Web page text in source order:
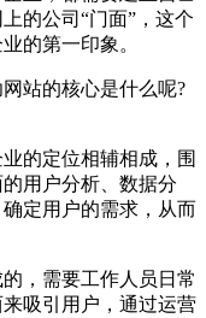
的公司“门面”，这个
的第一印象。
站的核心是什么呢?
的定位相辅相成，围
用户分析、数据分
定用户的需求，从而
，需要工作人员日常
吸引用户，通过运营